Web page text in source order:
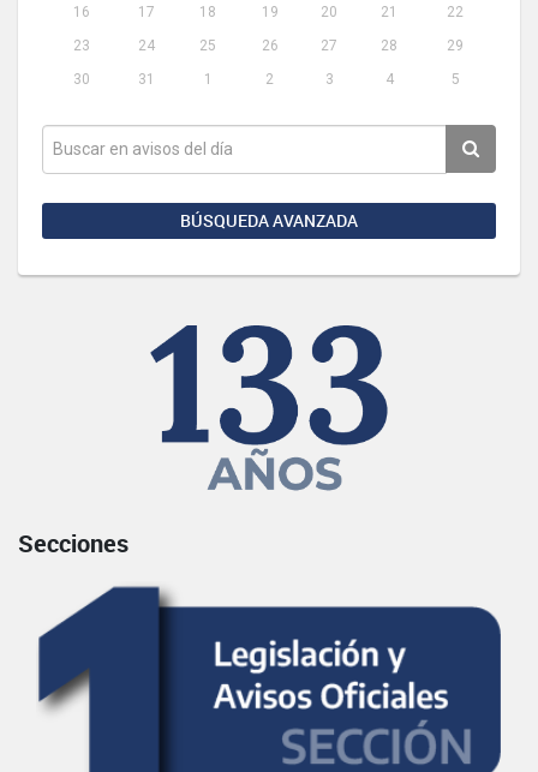
16
17 18 19 20 21
22
23
24 25 26 27 28
29
30
31 1 2 3 4 5
BÚSQUEDA AVANZADA
Secciones